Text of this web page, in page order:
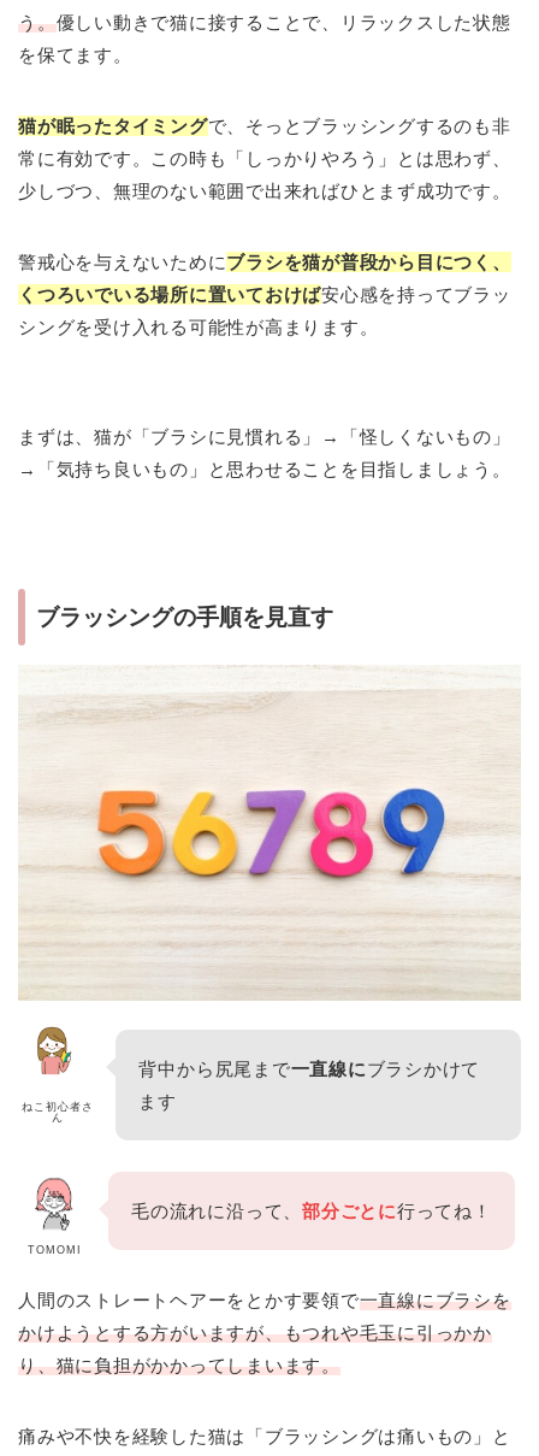
う。優しい動きで猫に接することで、リラックスした状態
を保てます。
猫が眠ったタイミングで、そっとブラッシングするのも非
常に有効です。この時も「しっかりやろう」とは思わず、
少しづつ、無理のない範囲で出来ればひとまず成功です。
警戒心を与えないためにブラシを猫が普段から目につく、
くつろいでいる場所に置いておけば安心感を持ってブラッ
シングを受け入れる可能性が高まります。
まずは、猫が「ブラシに見慣れる」→「怪しくないもの」
→「気持ち良いもの」と思わせることを目指しましょう。
ブラッシングの手順を見直す
ねこ初心者さ
ん
背中から尻尾まで一直線にブラシかけて
ます
TOMOMI
毛の流れに沿って、部分ごとに行ってね！
人間のストレートヘアーをとかす要領で一直線にブラシを
かけようとする方がいますが、もつれや毛玉に引っかか
り、猫に負担がかかってしまいます。
痛みや不快を経験した猫は「ブラッシングは痛いもの」と